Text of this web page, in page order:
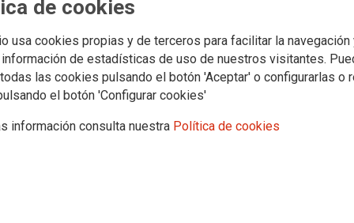
de cookies
usa cookies propias y de terceros para facilitar la navegación
de estadísticas de uso de nuestros visitantes.
las cookies pulsando el botón 'Aceptar' o configurarlas o
el botón 'Configurar cookies'
información consulta nuestra Política de cookies
recuerda que el 14 de
de inscripción en el Portal
a todas las personas interesadas en trabajar en
hasta el próximo 14 de junio, el plazo de inscripción en el
herramienta, impulsada por el sindicato a través de la
facilitar la contratación temporal en aquellas provincias,
de Empleo de la empresa pública se encuentran